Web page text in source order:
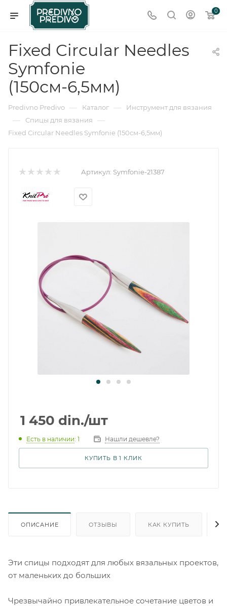
0
Fixed Circular Needles
Symfonie
(150см-6,5мм)
Predivno Predivo — Каталог — Инструмент для вязания
— Спицы для вязания —
Fixed Circular Needles Symfonie (150см-6,5мм)
Артикул: Symfonie-21387
1 450 din./шт
Есть в наличии: 1 Нашли дешевле?
КУПИТЬ В 1 КЛИК
ОПИСАНИЕ ОТЗЫВЫ КАК КУПИТЬ
Эти спицы подходят для любых вязальных проектов,
от маленьких до больших
Чрезвычайно привлекательное сочетание цветов и